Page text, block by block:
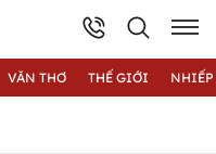
VĂN THƠ THẾ GIỚI